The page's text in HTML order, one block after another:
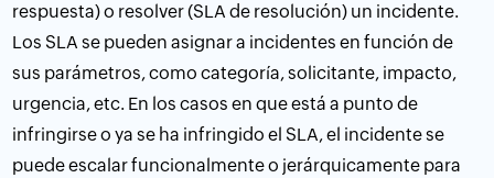
respuesta) o resolver (SLA de resolución) un incidente.
Los SLA se pueden asignar a incidentes en función de
sus parámetros, como categoría, solicitante, impacto,
urgencia, etc. En los casos en que está a punto de
infringirse o ya se ha infringido el SLA, el incidente se
puede escalar funcionalmente o jerárquicamente para